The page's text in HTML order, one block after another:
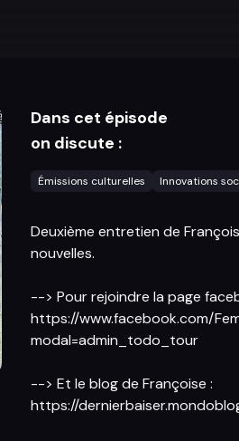
Dans cet épisode
on discute :
Émissions culturelles Innovations
Deuxième entretien de
nouvelles.
--> Pour rejoindre la page
https://www.facebook.com/
modal=admin_todo_tour
--> Et le blog de Françoise :
https://